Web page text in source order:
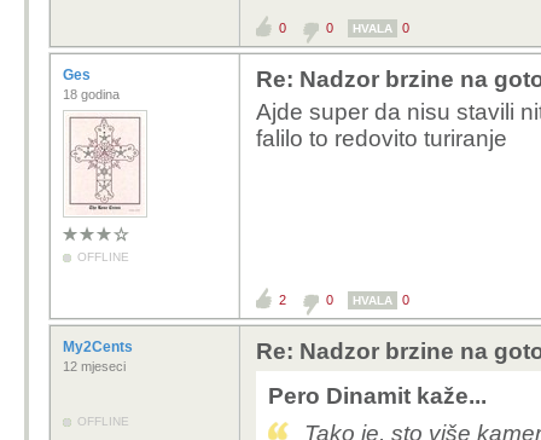
0 0 HVALA 0
Ges
18 godina
OFFLINE
Re: Nadzor brzine na
Ajde super da nisu stavili
falilo to redovito turiranje
2 0 HVALA 0
My2Cents
12 mjeseci
OFFLINE
Re: Nadzor brzine na
Pero Dinamit kaže...
Tako je, sto više